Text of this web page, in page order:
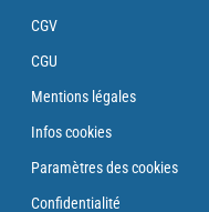
CGV
CGU
Mentions légales
Infos cookies
Paramètres des cookies
Confidentialité